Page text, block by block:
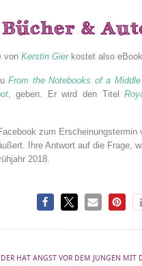
von Kerstin Gierkostet also
From the Notebooks of a
, geben. Er wird den Titel
zum Erscheinungstermin
Ihre Antwort auf die Frage,
2018.
HAT ANGST VOR DEM JUNGEN MIT